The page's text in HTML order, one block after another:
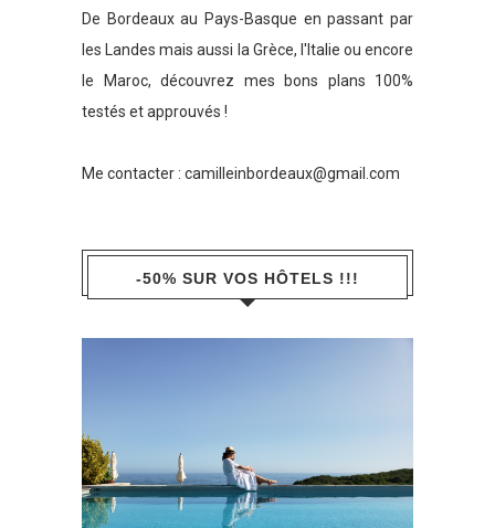
De Bordeaux au Pays-Basque en passant par
les Landes mais aussi la Grèce, l'Italie ou encore
le Maroc, découvrez mes bons plans 100%
testés et approuvés !
Me contacter : camilleinbordeaux@gmail.com
-50% SUR VOS HÔTELS !!!